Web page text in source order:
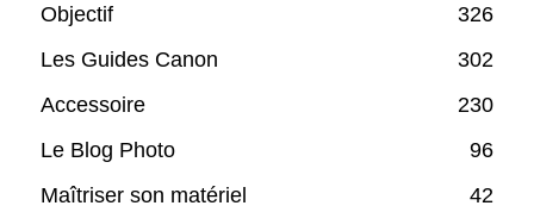
Objectif
326
Les Guides Canon
302
Accessoire
230
Le Blog Photo
96
Maîtriser son matériel
42